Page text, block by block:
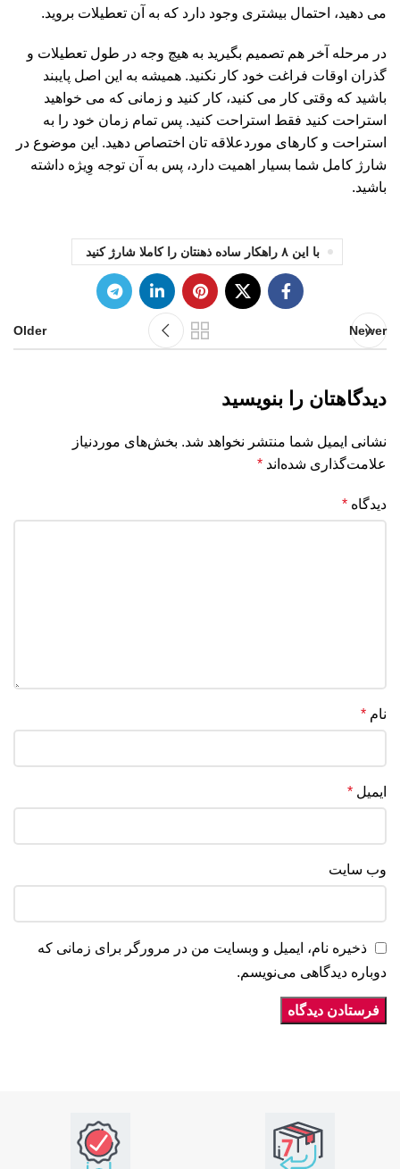
می دهید، احتمال بیشتری وجود دارد که به آن تعطیلات بروید.
در مرحله آخر هم تصمیم بگیرید به هیچ وجه در طول تعطیلات و
گذران اوقات فراغت خود کار نکنید. همیشه به این اصل پایبند
باشید که وقتی کار می کنید، کار کنید و زمانی که می خواهید
استراحت کنید فقط استراحت کنید. پس تمام زمان خود را به
استراحت و کارهای موردعلاقه تان اختصاص دهید. این موضوع در
شارژ کامل شما بسیار اهمیت دارد، پس به آن توجه وِیژه داشته
باشید.
با این ۸ راهکار ساده ذهنتان را کاملا شارژ کنید
Newer
Older
دیدگاهتان را بنویسید
نشانی ایمیل شما منتشر نخواهد شد. بخش‌های موردنیاز
علامت‌گذاری شده‌اند *
دیدگاه *
نام *
ایمیل *
وب‌ سایت
ذخیره نام، ایمیل و وبسایت من در مرورگر برای زمانی که
دوباره دیدگاهی می‌نویسم.